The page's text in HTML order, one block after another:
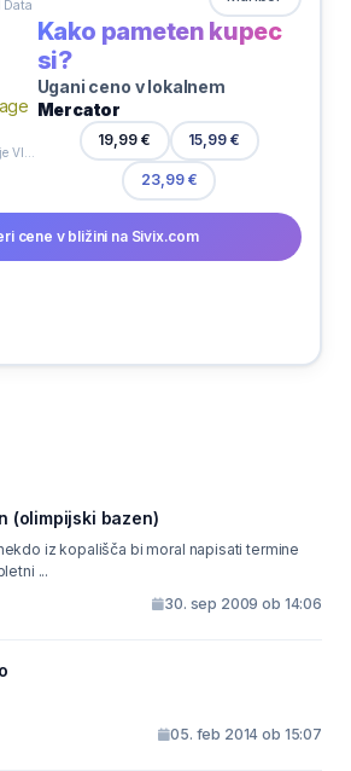
Data
Kako pameten kupec
si?
Ugani ceno v lokalnem
Mercator
19,99 € 15,99 €
23,99 €
cene v bližini na Sivix.com
(olimpijski bazen)
iz kopališča bi moral napisati termine
...
30. sep 2009 ob 14:06
05. feb 2014 ob 15:07